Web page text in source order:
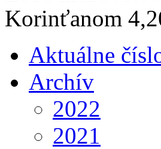
Korinťanom
Aktuálne
Archív
2022
2021